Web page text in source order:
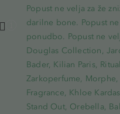
Popust ne velja za že
darilne bone. Popust
ponudbo. Popust ne
Douglas Collection,
Bader, Kilian Paris,
Zarkoperfume,
Fragrance, Khloe
Stand Out, Orebella,